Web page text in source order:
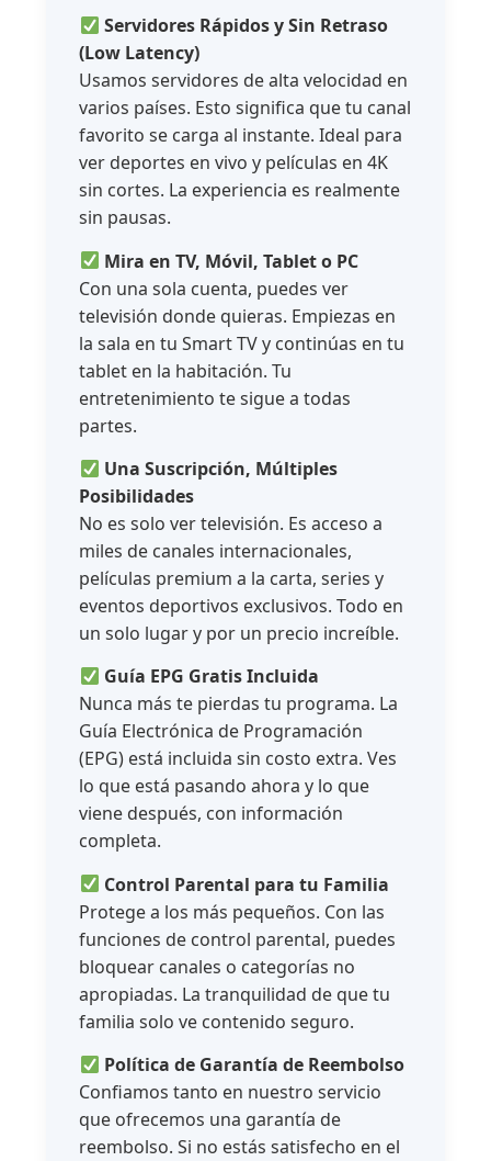
Servidores Rápidos y Sin Retraso
(Low Latency)
Usamos servidores de alta velocidad en
varios países. Esto significa que tu canal
favorito se carga al instante. Ideal para
ver deportes en vivo y películas en 4K
sin cortes. La experiencia es realmente
sin pausas.
Mira en TV, Móvil, Tablet o PC
Con una sola cuenta, puedes ver
televisión donde quieras. Empiezas en
la sala en tu Smart TV y continúas en tu
tablet en la habitación. Tu
entretenimiento te sigue a todas
partes.
Una Suscripción, Múltiples
Posibilidades
No es solo ver televisión. Es acceso a
miles de canales internacionales,
películas premium a la carta, series y
eventos deportivos exclusivos. Todo en
un solo lugar y por un precio increíble.
Guía EPG Gratis Incluida
Nunca más te pierdas tu programa. La
Guía Electrónica de Programación
(EPG) está incluida sin costo extra. Ves
lo que está pasando ahora y lo que
viene después, con información
completa.
Control Parental para tu Familia
Protege a los más pequeños. Con las
funciones de control parental, puedes
bloquear canales o categorías no
apropiadas. La tranquilidad de que tu
familia solo ve contenido seguro.
Política de Garantía de Reembolso
Confiamos tanto en nuestro servicio
que ofrecemos una garantía de
reembolso. Si no estás satisfecho en el